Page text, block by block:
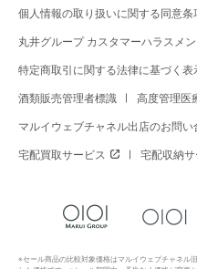
個人情報の取り扱いに関する同意条
丸井グループ カスタマーハラスメ
特定商取引に関する法律に基づく表
酒類販売管理者標識 高度管理医
マルイウェブチャネル出店のお問い
宅配買取サービス 宅配収納サ
※セール商品の比較対象価格はマルイウェブチャネル